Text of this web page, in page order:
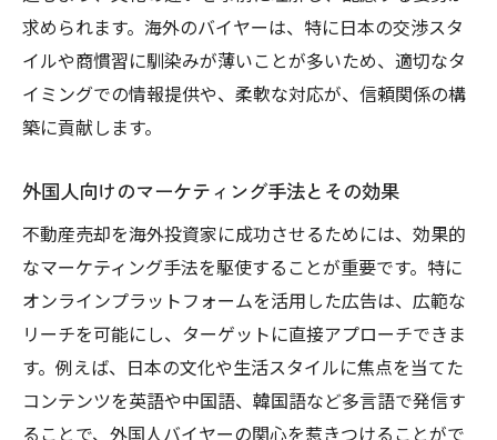
求められます。海外のバイヤーは、特に日本の交渉スタ
イルや商慣習に馴染みが薄いことが多いため、適切なタ
イミングでの情報提供や、柔軟な対応が、信頼関係の構
築に貢献します。
外国人向けのマーケティング手法とその効果
不動産売却を海外投資家に成功させるためには、効果的
なマーケティング手法を駆使することが重要です。特に
オンラインプラットフォームを活用した広告は、広範な
リーチを可能にし、ターゲットに直接アプローチできま
す。例えば、日本の文化や生活スタイルに焦点を当てた
コンテンツを英語や中国語、韓国語など多言語で発信す
ることで、外国人バイヤーの関心を惹きつけることがで